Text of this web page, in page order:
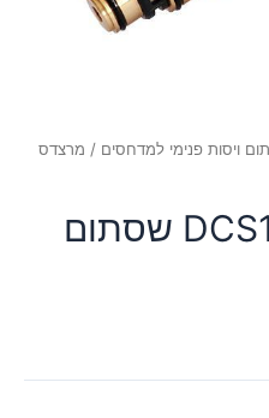
ויסות פנימי למדחסים / מרצדס
מרצדס וולאו DCS17E שסתום